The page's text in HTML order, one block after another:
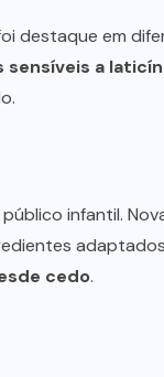
destaque em
a
infantil.
cedo.